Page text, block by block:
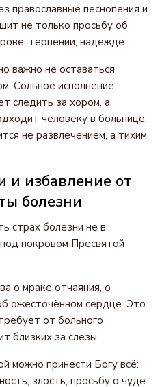
православные песнопения и
не только просьбу об
терпении, надежде.
важно не оставаться
Сольное исполнение
следить за хором, а
человеку в больнице.
не развлечением, а тихим
и избавление от
болезни
страх болезни не в
покровом Пресвятой
о мраке отчаяния, о
ожесточённом сердце. Это
от больного
близких за слёзы.
можно принести Богу всё:
злость, просьбу о чуде